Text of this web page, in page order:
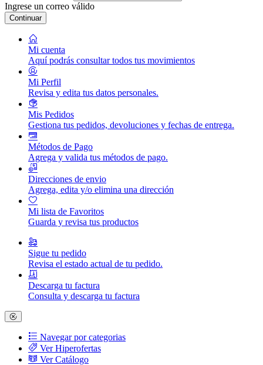
Ingrese un correo válido
Continuar
Mi cuenta
Aquí podrás consultar todos tus movimientos
Mi Perfil
Revisa y edita tus datos personales.
Mis Pedidos
Gestiona tus pedidos, devoluciones y fechas de entrega.
Métodos de Pago
Agrega y valida tus métodos de pago.
Direcciones de envio
Agrega, edita y/o elimina una dirección
Mi lista de Favoritos
Guarda y revisa tus productos
Sigue tu pedido
Revisa el estado actual de tu pedido.
Descarga tu factura
Consulta y descarga tu factura
Navegar por categorias
Ver Hiperofertas
Ver Catálogo